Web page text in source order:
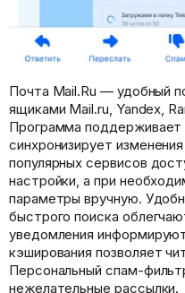
Почта Mail.Ru — удобный
ящиками Mail.ru, Yandex,
Программа поддерживает
синхронизирует
популярных сервисов
настройки, а при
параметры вручную.
быстрого поиска
уведомления
кэширования позволяет
Персональный спам-
нежелательные рассылки.